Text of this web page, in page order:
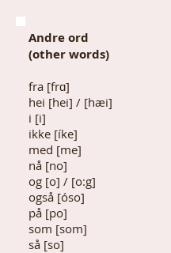
Andre ord
(other words)
fra [frɑ]
hei [hei] / [hæi]
i [i]
ikke [íke]
med [me]
nå [no]
og [o] / [o:g]
også [óso]
på [po]
som [som]
så [so]